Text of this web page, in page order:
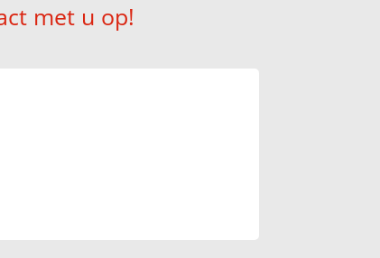
met u op!